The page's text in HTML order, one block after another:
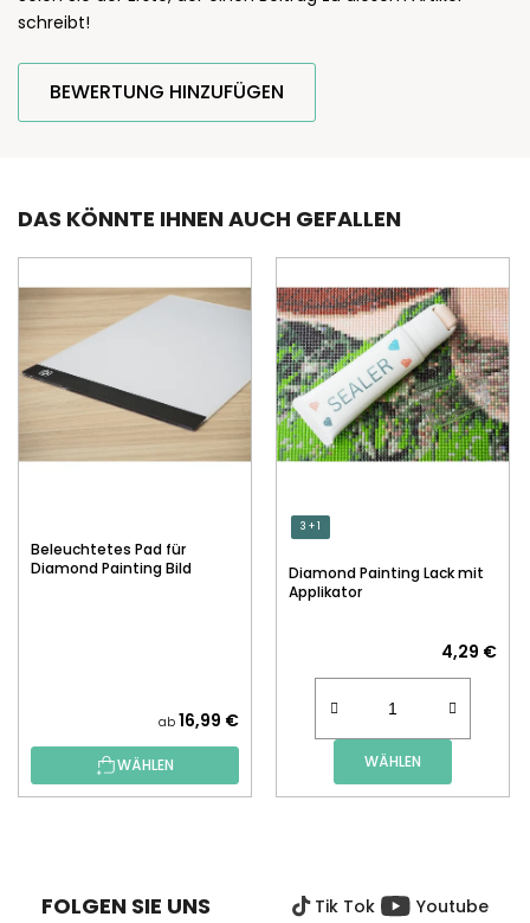
schreibt!
BEWERTUNG HINZUFÜGEN
DAS KÖNNTE IHNEN AUCH GEFALLEN
Beleuchtetes Pad für
Diamond Painting Bild
ab 16,99 €
WÄHLEN
3 + 1
Diamond Painting Lack mit
Applikator
4,29 €
WÄHLEN
FOLGEN SIE UNS Tik Tok Youtube